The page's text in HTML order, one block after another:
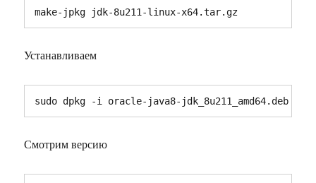
make-jpkg jdk-8u211-linux-x64.tar.gz
Устанавливаем
sudo dpkg -i oracle-java8-jdk_8u211_amd64.deb
Смотрим версию